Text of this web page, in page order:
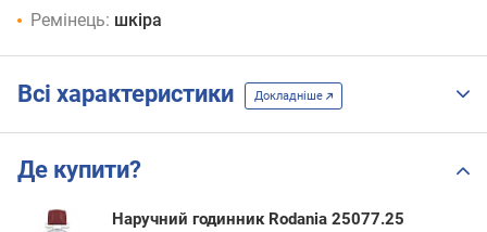
Ремінець: шкіра
Всі характеристики Докладніше
Де купити?
Наручний годинник Rodania 25077.25